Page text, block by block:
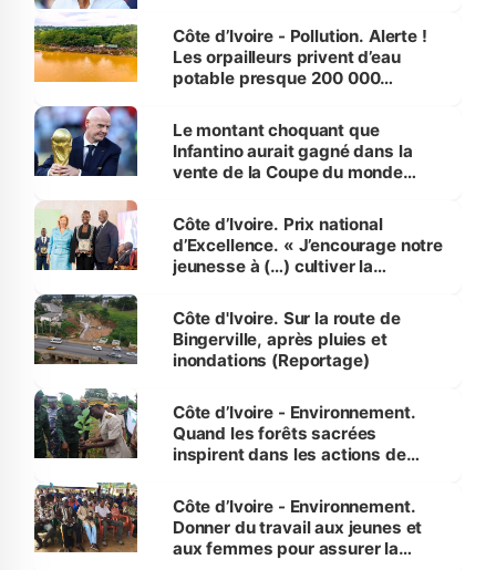
Côte d’Ivoire - Pollution. Alerte !
Les orpailleurs privent d’eau
potable presque 200 000
Le montant choquant que
Infantino aurait gagné dans la
vente de la Coupe du monde
Côte d’Ivoire. Prix national
d’Excellence. « J’encourage notre
jeunesse à (…) cultiver la
(Alassane Ouattara
Côte d'Ivoire. Sur la route de
Bingerville, après pluies et
inondations (Reportage)
Côte d’Ivoire - Environnement.
Quand les forêts sacrées
inspirent dans les actions de
Côte d’Ivoire - Environnement.
Donner du travail aux jeunes et
aux femmes pour assurer la